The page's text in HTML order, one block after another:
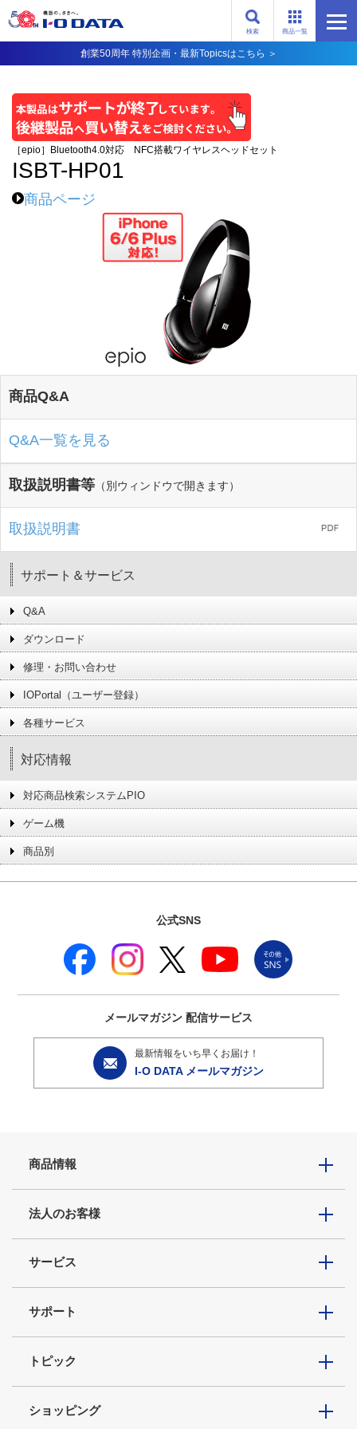
商品一覧
検索
創業50周年 特別企画・最新Topicsはこちら ＞
［epio］Bluetooth4.0対応 NFC搭載ワイヤレスヘッドセット
ISBT-HP01
商品ページ
商品Q&A
Q&A一覧を見る
取扱説明書等 （別ウィンドウで開きます）
取扱説明書
サポート＆サービス
Q&A
ダウンロード
修理・お問い合わせ
IOPortal（ユーザー登録）
各種サービス
対応情報
対応商品検索システムPIO
ゲーム機
商品別
公式SNS
メールマガジン 配信サービス
最新情報をいち早くお届け！
I-O DATA メールマガジン
商品情報
法人のお客様
サービス
サポート
トピック
ショッピング